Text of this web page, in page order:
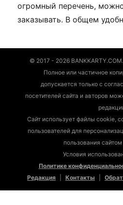
огромный перечень,
заказывать. В общем
© 2017 - 2026
Полное или частичное
допускается только с
посетителей сайта и авторов
Сайт использует файлы cookie,
пользователей для
пользования
Условия
Политике
Редакция
Контакты